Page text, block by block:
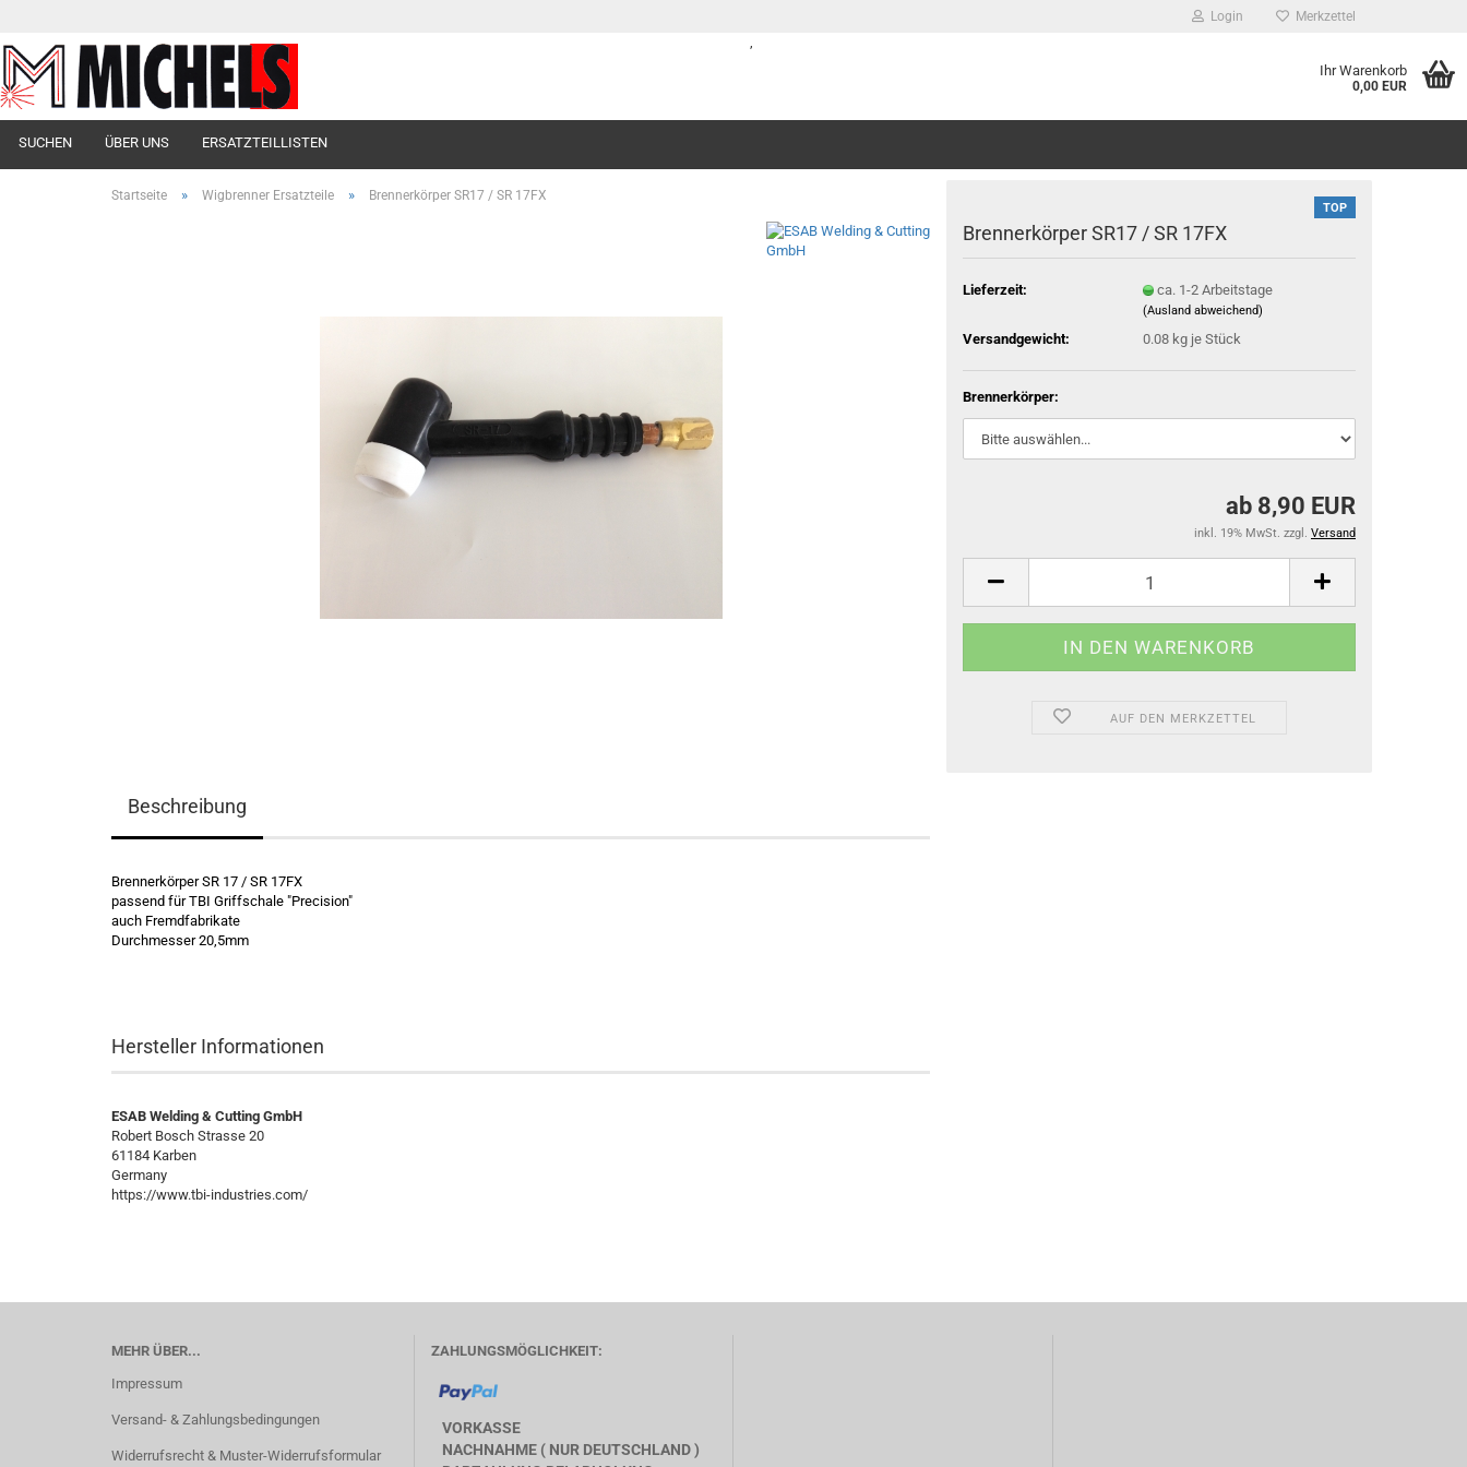
Login Merkzettel
,
Ihr Warenkorb
0,00 EUR
SUCHEN ÜBER UNS ERSATZTEILLISTEN
Startseite » Wigbrenner Ersatzteile » Brennerkörper SR17 / SR 17FX
TOP
Brennerkörper SR17 / SR 17FX
Lieferzeit: ca. 1-2 Arbeitstage
(Ausland abweichend)
Versandgewicht: 0.08 kg je Stück
Brennerkörper:
ab 8,90 EUR
inkl. 19% MwSt. zzgl. Versand
AUF DEN MERKZETTEL
Beschreibung
Brennerkörper SR 17 / SR 17FX
passend für TBI Griffschale "Precision"
auch Fremdfabrikate
Durchmesser 20,5mm
Hersteller Informationen
ESAB Welding & Cutting GmbH
Robert Bosch Strasse 20
61184 Karben
Germany
https://www.tbi-industries.com/
MEHR ÜBER...
Impressum
Versand- & Zahlungsbedingungen
Widerrufsrecht & Muster-Widerrufsformular
ZAHLUNGSMÖGLICHKEIT:
VORKASSE
NACHNAHME ( NUR DEUTSCHLAND )